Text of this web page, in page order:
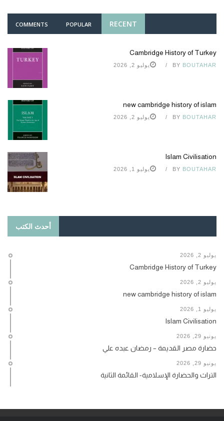
RECENT
POPULAR
COMMENTS
Cambridge History of Turkey
BY BOUTAHAR يوليو 2, 2026
new cambridge history of islam
BY BOUTAHAR يوليو 2, 2026
Islam Civilisation
BY BOUTAHAR يوليو 1, 2026
أحدث الكتب
يوليو 2, 2026
Cambridge History of Turkey
يوليو 2, 2026
new cambridge history of islam
يوليو 1, 2026
Islam Civilisation
يونيو 29, 2026
حضارة مصر القديمة – رمضان عبده علي
يونيو 29, 2026
التراث والحضارة الإسلامية- القائمة الثانية